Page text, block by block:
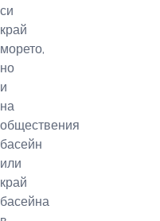
си
край
морето,
но
и
на
обществения
басейн
или
край
басейна